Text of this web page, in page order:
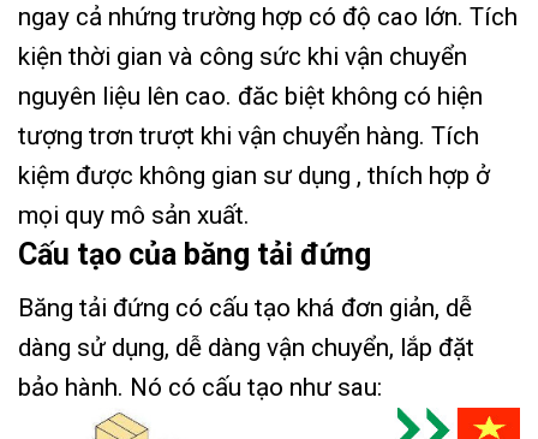
ngay cả nhứng trường hợp có độ cao lớn. Tích
kiện thời gian và công sức khi vận chuyển
nguyên liệu lên cao. đăc biệt không có hiện
tượng trơn trượt khi vận chuyển hàng. Tích
kiệm được không gian sư dụng , thích hợp ở
mọi quy mô sản xuất.
Cấu tạo của băng tải đứng
Băng tải đứng có cấu tạo khá đơn giản, dễ
dàng sử dụng, dễ dàng vận chuyển, lắp đặt
bảo hành. Nó có cấu tạo như sau: